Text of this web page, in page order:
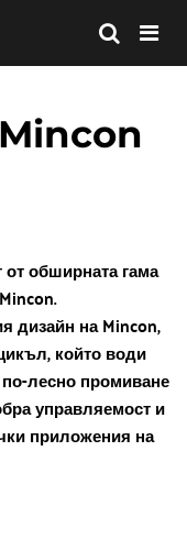
обширната гама
дизайн на Mincon,
който води
лесно промиване
управляемост и
приложения на